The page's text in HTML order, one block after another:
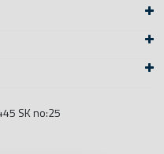
SK no:25